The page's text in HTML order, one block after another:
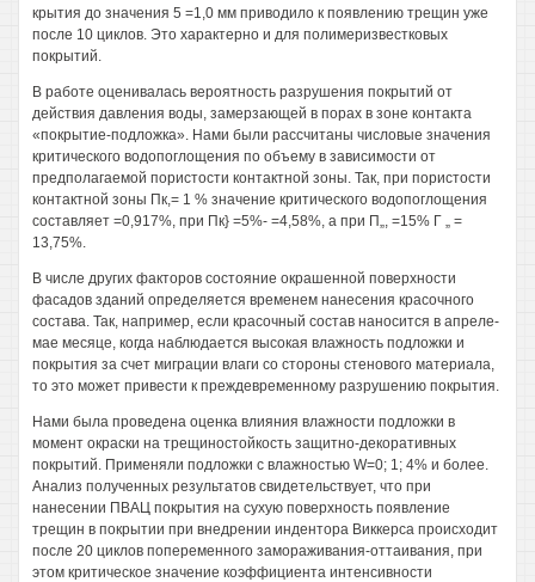
крытия до значения 5 =1,0 мм приводило к появлению трещин уже
после 10 циклов. Это характерно и для полимеризвестковых
покрытий.
В работе оценивалась вероятность разрушения покрытий от
действия давления воды, замерзающей в порах в зоне контакта
«покрытие-подложка». Нами были рассчитаны числовые значения
критического водопоглощения по объему в зависимости от
предполагаемой пористости контактной зоны. Так, при пористости
контактной зоны Пк,= 1 % значение критического водопоглощения
составляет =0,917%, при Пк} =5%- =4,58%, а при П„, =15% Г „ =
13,75%.
В числе других факторов состояние окрашенной поверхности
фасадов зданий определяется временем нанесения красочного
состава. Так, например, если красочный состав наносится в апреле-
мае месяце, когда наблюдается высокая влажность подложки и
покрытия за счет миграции влаги со стороны стенового материала,
то это может привести к преждевременному разрушению покрытия.
Нами была проведена оценка влияния влажности подложки в
момент окраски на трещиностойкость защитно-декоративных
покрытий. Применяли подложки с влажностью W=0; 1; 4% и более.
Анализ полученных результатов свидетельствует, что при
нанесении ПВАЦ покрытия на сухую поверхность появление
трещин в покрытии при внедрении индентора Виккерса происходит
после 20 циклов попеременного замораживания-оттаивания, при
этом критическое значение коэффициента интенсивности